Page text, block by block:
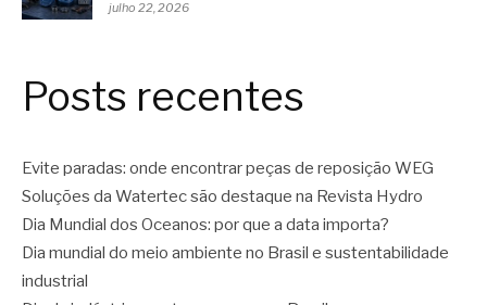
julho 22, 2026
Posts recentes
Evite paradas: onde encontrar peças de reposição WEG
Soluções da Watertec são destaque na Revista Hydro
Dia Mundial dos Oceanos: por que a data importa?
Dia mundial do meio ambiente no Brasil e sustentabilidade
industrial